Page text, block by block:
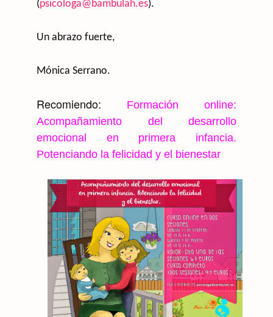
(psicologa@bambulah.es).
Un abrazo fuerte,
Mónica Serrano.
Recomiendo:
Formación online:
Acompañamiento del desarrollo
emocional en primera infancia.
Potenciando la felicidad y el bienestar